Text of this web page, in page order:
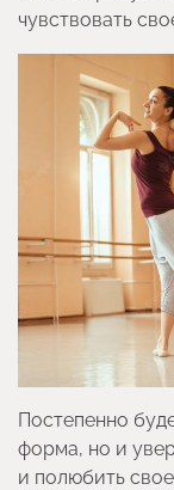
чувствовать
Постепенно
форма, но и
и полюбить